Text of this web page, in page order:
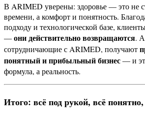
В ARIMED уверены: здоровье — это не
времени, а комфорт и понятность.
подходу и технологической базе,
—они действительно возвращаются.
сотрудничающие с ARIMED, получают
понятный и прибыльный бизнес— и
формула, а реальность.
Итого: всё под рукой, всё